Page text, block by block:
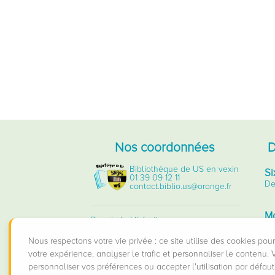
Nous respectons votre vie privée : ce site utilise des cookies
votre expérience, analyser le trafic et personnaliser le contenu.
personnaliser vos préférences ou accepter l'utilisation par
Nos coordonnées
Bibliothèque de US en vexin
01 39 09 12 11
contact.biblio.us@orange.fr
Rue de la Libération
De